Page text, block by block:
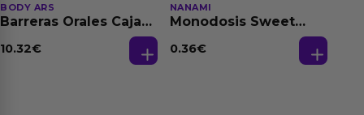
BODY ARS
Barreras Orales Caja
10.32€
NANAMI
Monodosis Sweet
Base Agua 4 ml
0.36€